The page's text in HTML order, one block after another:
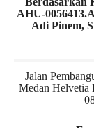
AHU-
Adi Pinem,
Jalan
Medan Helvetia